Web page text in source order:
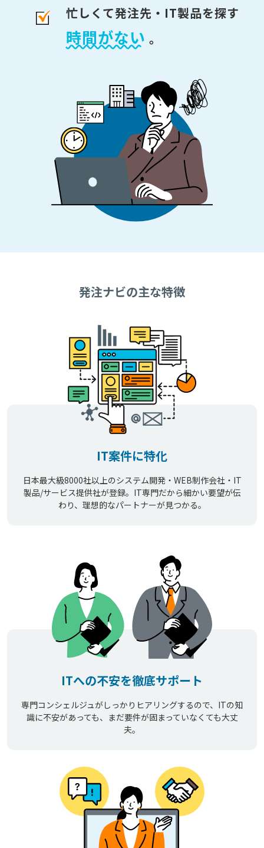
忙しくて発注先・IT製品を探す
時間がない 。
発注ナビの主な特徴
IT案件に特化
日本最大級8000社以上のシステム開発・WEB制作会社・IT
製品/サービス提供社が登録。IT専門だから細かい要望が伝
わり、理想的なパートナーが見つかる。
ITへの不安を徹底サポート
専門コンシェルジュがしっかりヒアリングするので、ITの知
識に不安があっても、まだ要件が固まっていなくても大丈
夫。